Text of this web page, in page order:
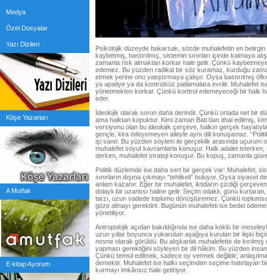
Medya
Özel Dosyalar
Yazı Dizileri
Köşe Yazarları
A Mutfak
E-kitap Ayorum
Psikolojik düzeyde bakarsak, sözde muhalefetin en
kaybetmiş, bastırılmış, sistemin sınırları içinde kalmaya
zamanla risk almaktan korkar hale gelir. Çünkü
edemez. Bu yüzden radikal bir söz kuramaz, kurduğu
etmek yerine onu yatıştırmaya çalışır. Oysa bastırılmış
ya apatiye ya da kontrolsüz patlamalara evrilir. Muhalefet
yönetmekten korkar. Çünkü kontrol edemeyeceği bir halk
eder.
İdeolojik olarak sorun daha derindir. Çünkü ortada net bir
ama halktan kopuktur. Kimi zaman Batı’dan ithal edilmiş,
versiyonu olan bu ideolojik çerçeve, halkın gerçek
gençle, kira ödeyemeyen aileyle aynı dili konuşamaz.
işi sanır. Bu yüzden söylem ile gerçeklik arasında uçurum
muhalefet soyut kavramlarla konuşur. Halk adalet isterken,
derken, muhalefet strateji konuşur. Bu kopuş, zamanla
Politik düzlemde ise daha sert bir gerçek var: Muhalefet,
sınırların dışına çıkmayı “tehlikeli” buluyor. Oysa siyaset
anlam kazanır. Eğer bir muhalefet, iktidarın çizdiği
dolaylı bir uzantısı haline gelir. Seçim odaklı, günü
tarzı, uzun vadede toplumu dönüştüremez. Çünkü
göze almayı gerektirir. Bugünün muhalefeti ise bedel
yönetiliyor.
Antropolojik açıdan bakıldığında ise daha köklü bir
uzun yıllar boyunca yukarıdan aşağıya kurulan bir ilişki
nesne olarak görüldü. Bu alışkanlık muhalefette de
yapması gerektiğini söyleyen bir dil hâkim. Bu yüzden
Çünkü temsil edilmek, sadece oy vermek değildir;
demektir. Muhalefet ise halkı seçimden seçime hatırlayan
kurmayı imkânsız hale getiriyor.